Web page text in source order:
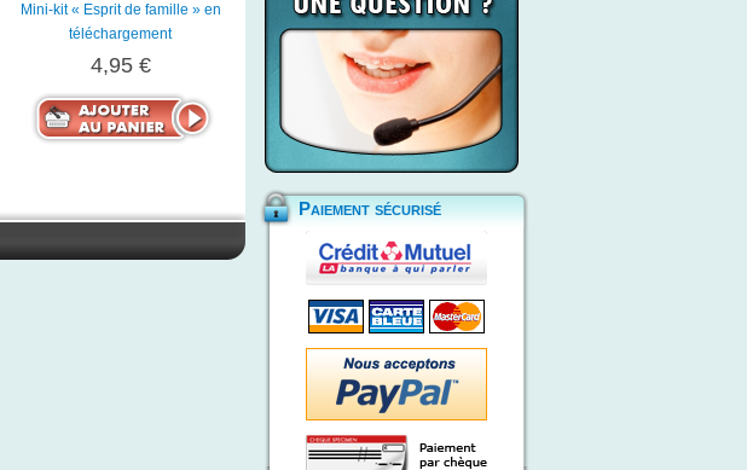
Mini-kit « Esprit de famille » en
téléchargement
4,95 €
Paiement sécurisé